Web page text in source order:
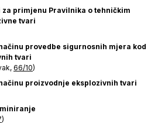
za primjenu Pravilnika o tehničkim
tvari
provedbe sigurnosnih mjera kod
tvari
66/10)
proizvodnje eksplozivnih tvari
)